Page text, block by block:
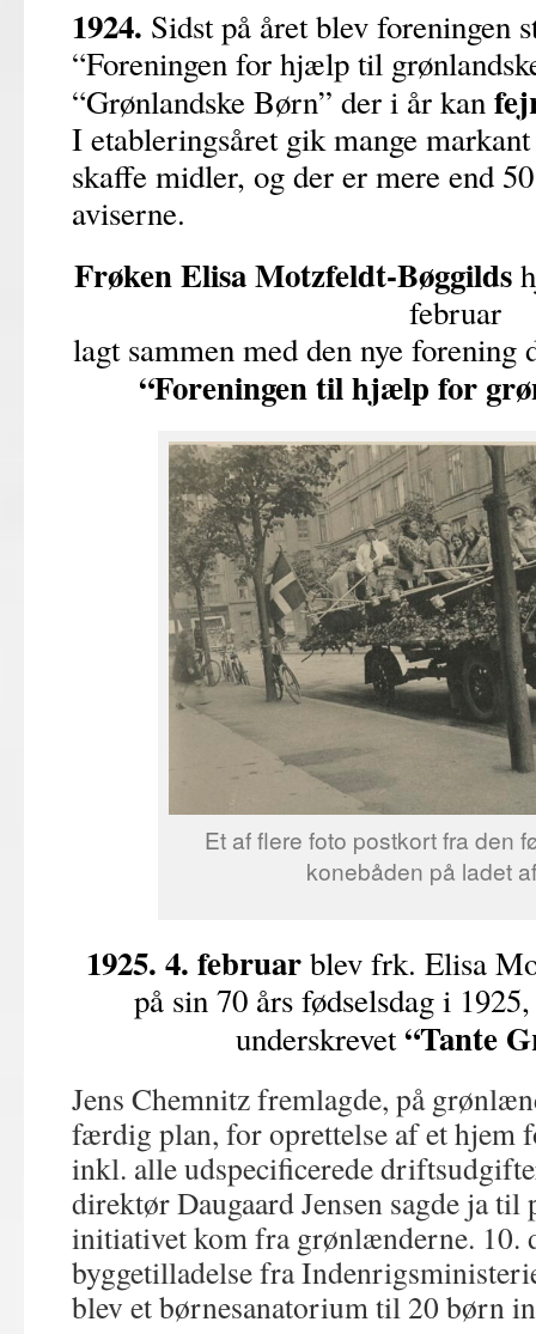
1924. Sidst på året blev foreningen
“Foreningen for hjælp til
“Grønlandske Børn” der i år kan
I etableringsåret gik mange
skaffe midler, og der er mere end
aviserne.
Frøken Elisa Motzfeldt-Bøggilds
februar
lagt sammen med den nye forening
“Foreningen til hjælp for
Et af flere foto postkort fra den
konebåden på ladet
1925. 4. februarblev frk. Elisa
på sin 70 års fødselsdag i
underskrevet“Tante
Jens Chemnitz fremlagde, på
færdig plan, for oprettelse af et hjem
inkl. alle udspecificerede
direktør Daugaard Jensen sagde ja til
initiativet kom fra grønlænderne. 10.
byggetilladelse fra
blev et børnesanatorium til 20 børn